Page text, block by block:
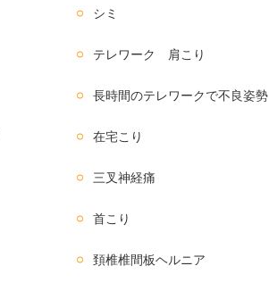
シミ
テレワーク 肩こり
長時間のテレワークで不良姿勢
在宅こり
三叉神経痛
首こり
頚椎椎間板ヘルニア